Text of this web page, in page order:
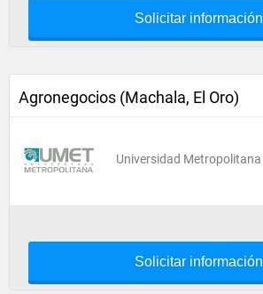
Solicitar información
Agronegocios (Machala, El Oro)
Universidad Metropolitana
Solicitar información